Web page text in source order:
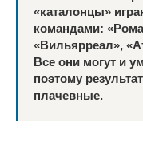
«каталонцы»
командами:
«Вильярреал»,
Все они могут и
поэтому
плачевные.